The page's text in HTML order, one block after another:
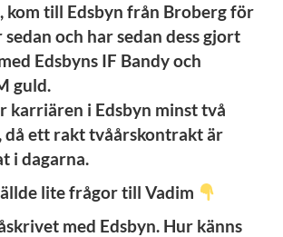
kom till Edsbyn från Broberg för
sedan och har sedan dess gjort
Edsbyns IF Bandy och
guld.
karriären i Edsbyn minst två
då ett rakt tvåårskontrakt är
i dagarna.
lite frågor till Vadim
med Edsbyn. Hur känns